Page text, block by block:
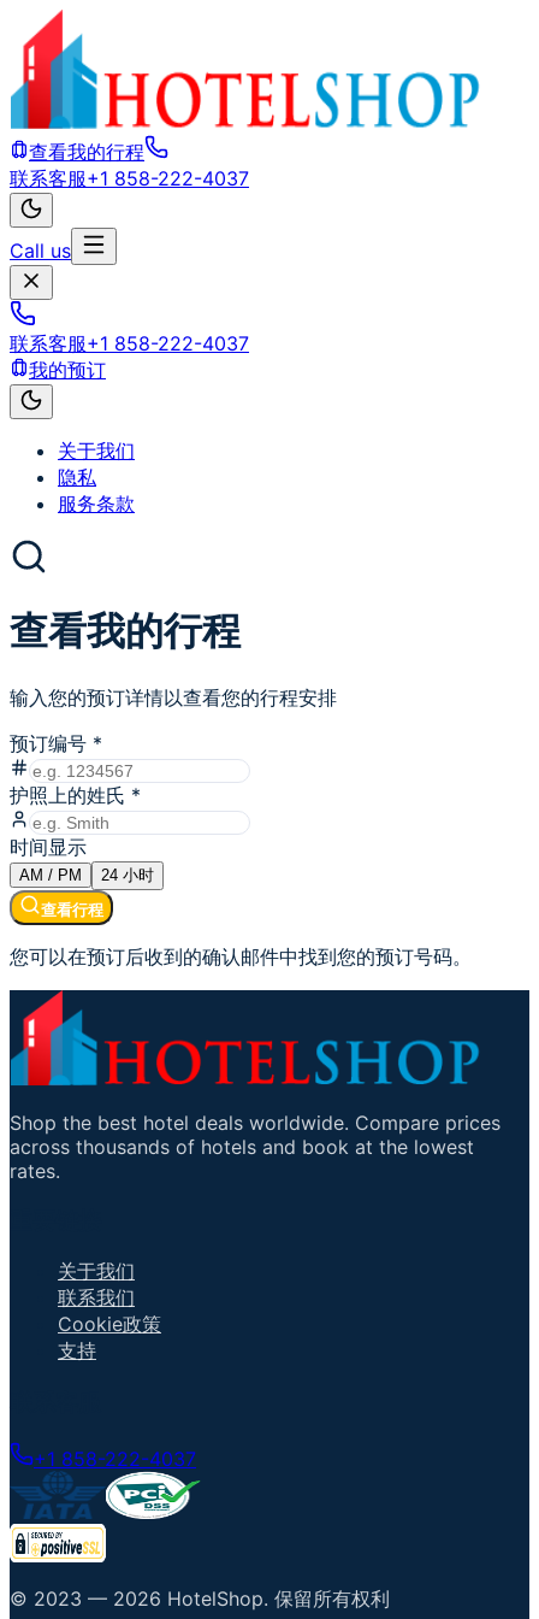
查看我的行程
联系客服+1 858-222-4037
Call us
联系客服+1 858-222-4037
我的预订
关于我们
隐私
服务条款
查看我的行程
输入您的预订详情以查看您的行程安排
预订编号 *
护照上的姓氏 *
时间显示
AM / PM 24 小时
查看行程
您可以在预订后收到的确认邮件中找到您的预订号码。
Shop the best hotel deals worldwide. Compare prices
across thousands of hotels and book at the lowest
rates.
关于我们
联系我们
Cookie政策
支持
+1 858-222-4037
© 2023 — 2026 HotelShop. 保留所有权利